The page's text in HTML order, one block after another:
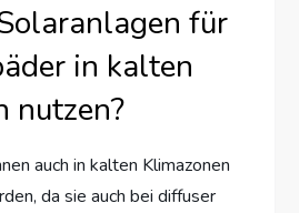
für
in kalten
nutzen?
auch in kalten Klimazonen
da sie auch bei diffuser